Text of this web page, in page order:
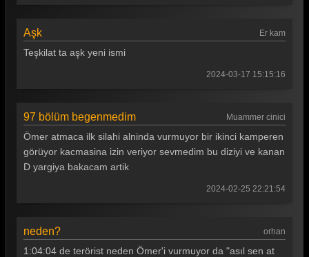
Aşk Er kam
Teşkilat ta aşk yeni ismi
2024-03-17 15:15:16
97 bölüm begenmedim Muammer cinici
Ömer atmaca ilk silahi alninda vurmuyor bir ikinci kamperen
görüyor kacmasina izin veriyor sevmedim bu diziyi ve kanan
D yargiya bakacam artik
2024-02-25 22:21:54
neden? orhan
1:04:04 de terörist neden Ömer'i vurmuyor da "asıl sen at